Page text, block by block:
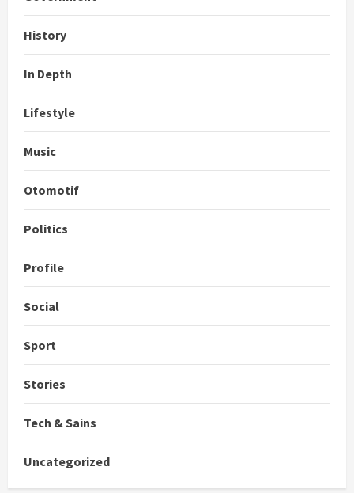
History
In Depth
Lifestyle
Music
Otomotif
Politics
Profile
Social
Sport
Stories
Tech & Sains
Uncategorized